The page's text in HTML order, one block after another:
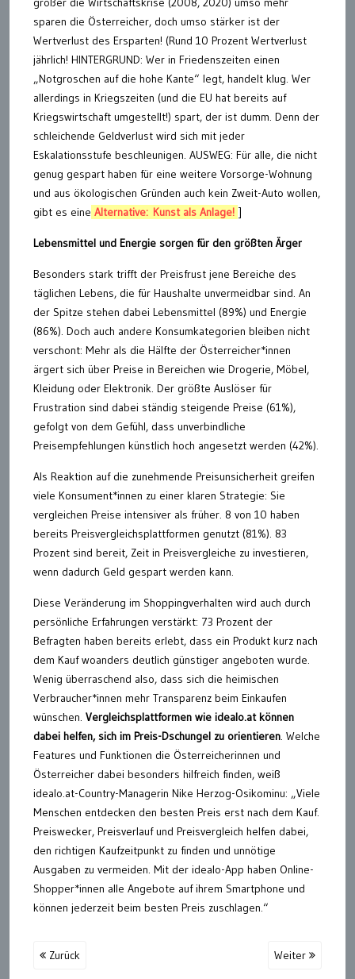
sparen die Österreicher, doch umso stärker ist der
Wertverlust des Ersparten! (Rund 10 Prozent Wertverlust
jährlich! HINTERGRUND: Wer in Friedenszeiten einen
„Notgroschen auf die hohe Kante“ legt, handelt klug. Wer
allerdings in Kriegszeiten (und die EU hat bereits auf
Kriegswirtschaft umgestellt!) spart, der ist dumm. Denn der
schleichende Geldverlust wird sich mit jeder
Eskalationsstufe beschleunigen. AUSWEG: Für alle, die nicht
genug gespart haben für eine weitere Vorsorge-Wohnung
und aus ökologischen Gründen auch kein Zweit-Auto wollen,
gibt es eine Alternative: Kunst als Anlage! ]
Lebensmittel und Energie sorgen für den größten Ärger
Besonders stark trifft der Preisfrust jene Bereiche des
täglichen Lebens, die für Haushalte unvermeidbar sind. An
der Spitze stehen dabei Lebensmittel (89%) und Energie
(86%). Doch auch andere Konsumkategorien bleiben nicht
verschont: Mehr als die Hälfte der Österreicher*innen
ärgert sich über Preise in Bereichen wie Drogerie, Möbel,
Kleidung oder Elektronik. Der größte Auslöser für
Frustration sind dabei ständig steigende Preise (61%),
gefolgt von dem Gefühl, dass unverbindliche
Preisempfehlungen künstlich hoch angesetzt werden (42%).
Als Reaktion auf die zunehmende Preisunsicherheit greifen
viele Konsument*innen zu einer klaren Strategie: Sie
vergleichen Preise intensiver als früher. 8 von 10 haben
bereits Preisvergleichsplattformen genutzt (81%). 83
Prozent sind bereit, Zeit in Preisvergleiche zu investieren,
wenn dadurch Geld gespart werden kann.
Diese Veränderung im Shoppingverhalten wird auch durch
persönliche Erfahrungen verstärkt: 73 Prozent der
Befragten haben bereits erlebt, dass ein Produkt kurz nach
dem Kauf woanders deutlich günstiger angeboten wurde.
Wenig überraschend also, dass sich die heimischen
Verbraucher*innen mehr Transparenz beim Einkaufen
wünschen. Vergleichsplattformen wie idealo.at können
dabei helfen, sich im Preis-Dschungel zu orientieren . Welche
Features und Funktionen die Österreicherinnen und
Österreicher dabei besonders hilfreich finden, weiß
idealo.at-Country-Managerin Nike Herzog-Osikominu: „Viele
Menschen entdecken den besten Preis erst nach dem Kauf.
Preiswecker, Preisverlauf und Preisvergleich helfen dabei,
den richtigen Kaufzeitpunkt zu finden und unnötige
Ausgaben zu vermeiden. Mit der idealo-App haben Online-
Shopper*innen alle Angebote auf ihrem Smartphone und
können jederzeit beim besten Preis zuschlagen.“
Zurück Weiter